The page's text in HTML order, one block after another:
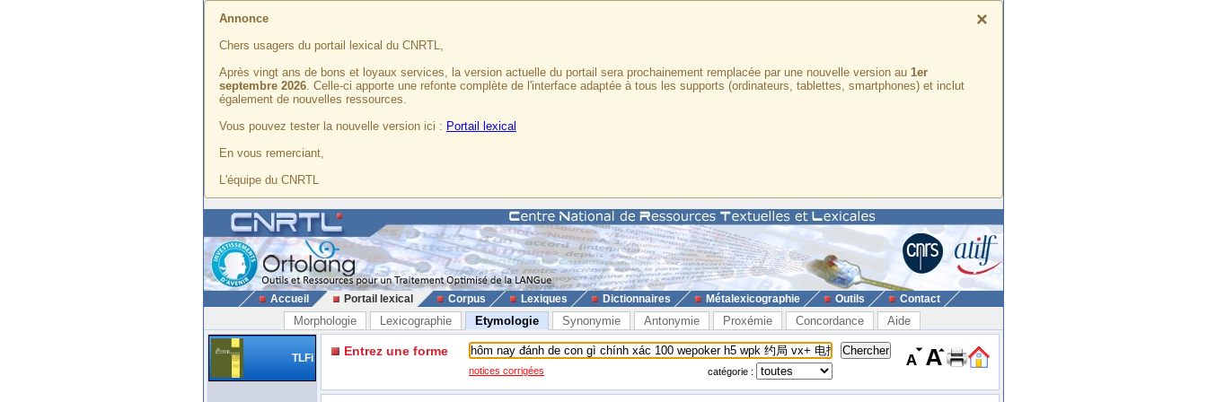
×
Annonce
Chers usagers du portail lexical du CNRTL,
Après vingt ans de bons et loyaux services, la version actuelle du portail sera prochainement remplacée par une nouvelle version au 1er
septembre 2026. Celle-ci apporte une refonte complète de l'interface adaptée à tous les supports (ordinateurs, tablettes, smartphones) et inclut
également de nouvelles ressources.
Vous pouvez tester la nouvelle version ici : Portail lexical
En vous remerciant,
L'équipe du CNRTL
Accueil Portail lexical Corpus Lexiques Dictionnaires Métalexicographie Outils Contact
Morphologie Lexicographie Etymologie Synonymie Antonymie Proxémie Concordance Aide
TLFi Entrez une forme
notices corrigées catégorie :